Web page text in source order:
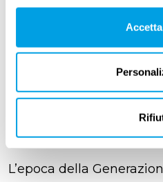
sostenibile.
futuro sarà in grado
, senza
verrà dopo di noi,se
,
anglosassoni chiamano
L’epoca della